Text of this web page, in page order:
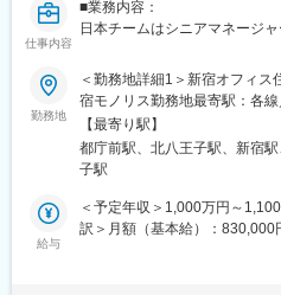
成
・国内外の関係部門と連携し
高度化
■当社について：
株式会社エビデントは、オリ
を含む科学事業を承継し、
たソリューションビジネスへ
仕事内容
■業務内容：
日本チームはシニアマネージ
担当として自律的に推進して
■業務詳細：
◇税務コンプライアンス
法人税・消費税・源泉所得税
出書の作成から申告書の作成
般を、法令を遵守しながら効
きます。
勤務地
＜勤務地詳細1＞新宿オフィ
宿モノリス勤務地最寄駅：各
禁煙＜勤務地詳細2＞本社住所
喫煙対策：屋内全面禁煙変更
ートワーク含む）
【最寄り駅】
都庁前駅、北八王子駅、新宿
子駅
給与
＜予定年収＞1,000万円～
訳＞月額（基本給）：830,000